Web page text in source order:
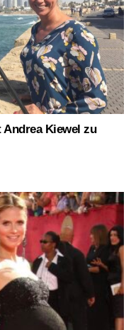
Andrea Kiewel zu